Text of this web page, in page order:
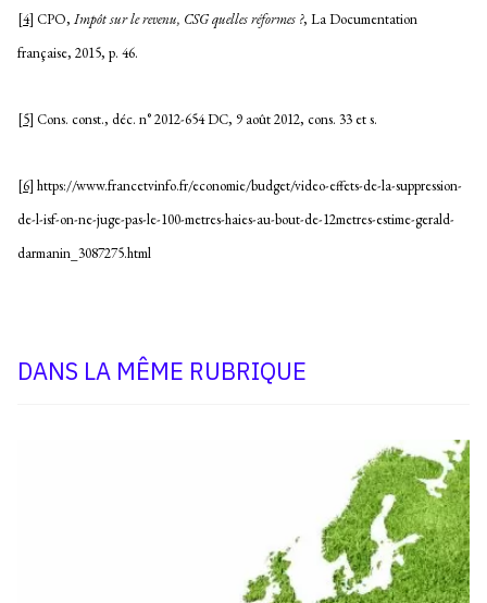
[4] CPO, Impôt sur le revenu, CSG quelles réformes ?, La Documentation
française, 2015, p. 46.
[5] Cons. const., déc. n° 2012-654 DC, 9 août 2012, cons. 33 et s.
[6] https://www.francetvinfo.fr/economie/budget/video-effets-de-la-suppression-
de-l-isf-on-ne-juge-pas-le-100-metres-haies-au-bout-de-12metres-estime-gerald-
darmanin_3087275.html
DANS LA MÊME RUBRIQUE